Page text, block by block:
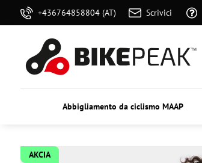
+436764858804 (AT) Scrivici
Abbigliamento da ciclismo MAAP
AKCIA